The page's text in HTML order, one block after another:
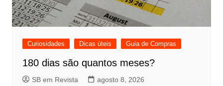
Curiosidades Dicas úteis Guia de Compras
180 dias são quantos meses?
SB em Revista agosto 8, 2026